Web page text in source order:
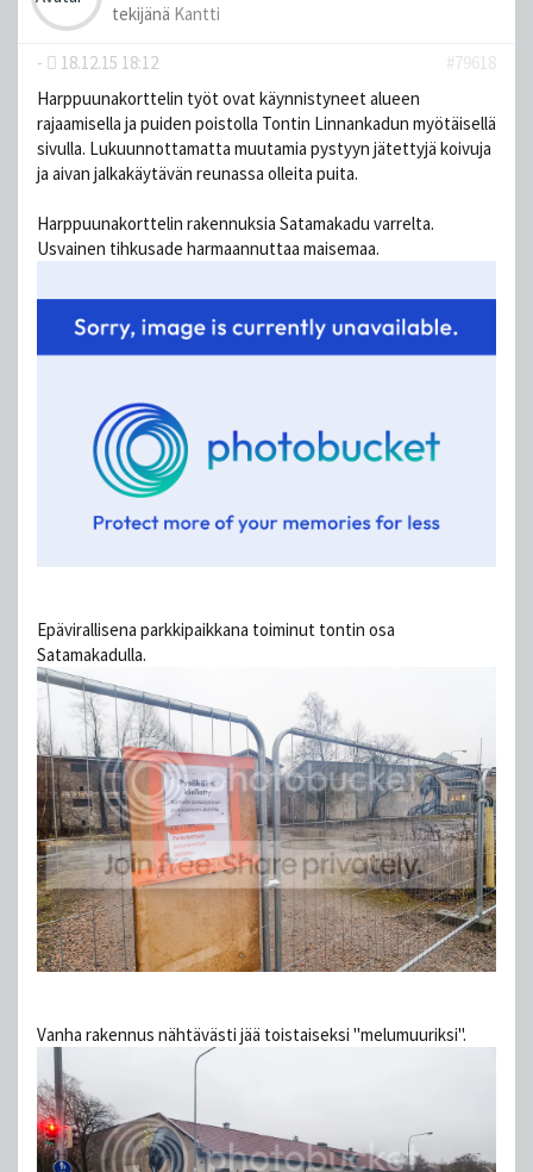
tekijänä Kantti
- 18.12.15 18:12
#79618
Harppuunakorttelin työt ovat käynnistyneet alueen
rajaamisella ja puiden poistolla Tontin Linnankadun myötäisellä
sivulla. Lukuunnottamatta muutamia pystyyn jätettyjä koivuja
ja aivan jalkakäytävän reunassa olleita puita.
Harppuunakorttelin rakennuksia Satamakadu varrelta.
Usvainen tihkusade harmaannuttaa maisemaa.
Epävirallisena parkkipaikkana toiminut tontin osa
Satamakadulla.
Vanha rakennus nähtävästi jää toistaiseksi "melumuuriksi".